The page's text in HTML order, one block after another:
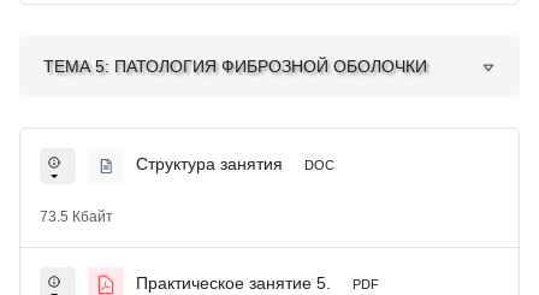
ТЕМА 5: ПАТОЛОГИЯ ФИБРОЗНОЙ ОБОЛОЧКИ
Структура занятия DOC
73.5 Кбайт
Практическое занятие 5. PDF